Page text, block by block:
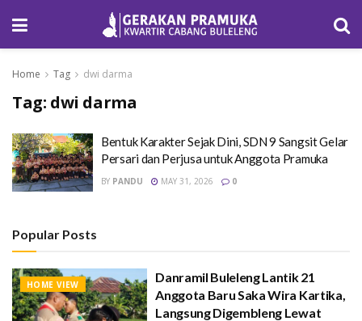
Home Tag dwi darma
Tag: dwi darma
Bentuk Karakter Sejak Dini, SDN 9 Sangsit Gelar
Persari dan Perjusa untuk Anggota Pramuka
BY PANDU MAY 31, 2026 0
Popular Posts
HOME VIEW
Danramil Buleleng Lantik 21
Anggota Baru Saka Wira Kartika,
Langsung Digembleng Lewat